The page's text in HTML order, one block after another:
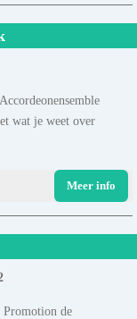
wat je weet over
Meer info
Promotion de